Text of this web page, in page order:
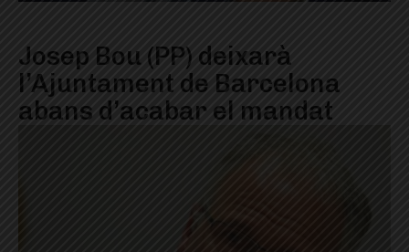
Josep Bou (PP) deixarà
l’Ajuntament de Barcelona
abans d’acabar el mandat